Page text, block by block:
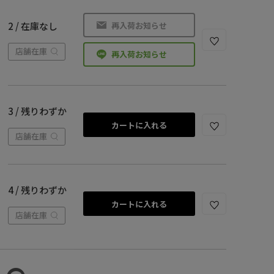
2 / 在庫なし
店舗在庫
再入荷お知らせ
再入荷お知らせ
3 / 残りわずか
店舗在庫
カートに入れる
4 / 残りわずか
店舗在庫
カートに入れる